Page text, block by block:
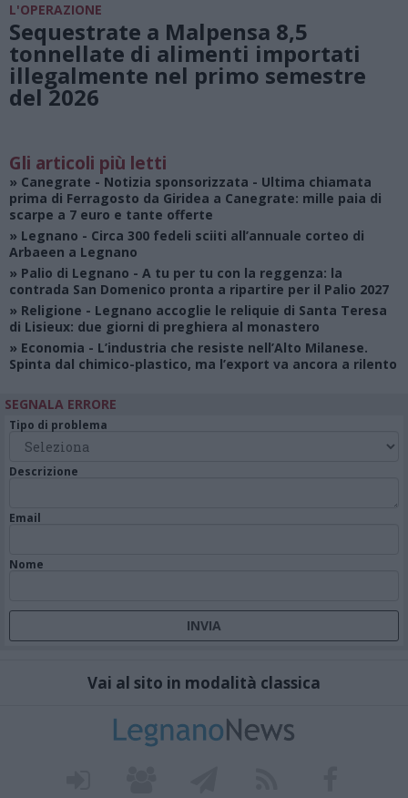
L'OPERAZIONE
Sequestrate a Malpensa 8,5
tonnellate di alimenti importati
illegalmente nel primo semestre
del 2026
Gli articoli più letti
» Canegrate - Notizia sponsorizzata - Ultima chiamata
prima di Ferragosto da Giridea a Canegrate: mille paia di
scarpe a 7 euro e tante offerte
» Legnano - Circa 300 fedeli sciiti all’annuale corteo di
Arbaeen a Legnano
» Palio di Legnano - A tu per tu con la reggenza: la
contrada San Domenico pronta a ripartire per il Palio 2027
» Religione - Legnano accoglie le reliquie di Santa Teresa
di Lisieux: due giorni di preghiera al monastero
» Economia - L’industria che resiste nell’Alto Milanese.
Spinta dal chimico-plastico, ma l’export va ancora a rilento
SEGNALA ERRORE
Tipo di problema
Descrizione
Email
Nome
Vai al sito in modalità classica